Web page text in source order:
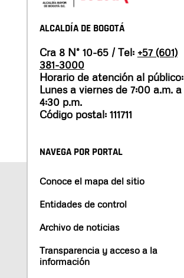
ALCALDÍA DE BOGOTÁ
Cra 8 N° 10-65 / Tel: +57 (601)
381-3000
Horario de atención al público:
Lunes a viernes de 7:00 a.m. a
4:30 p.m.
Código postal: 111711
NAVEGA POR PORTAL
Conoce el mapa del sitio
Entidades de control
Archivo de noticias
Transparencia y acceso a la
información